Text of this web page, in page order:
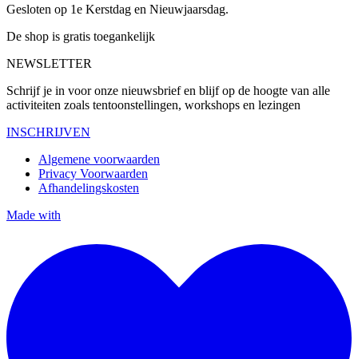
Gesloten op 1e Kerstdag en Nieuwjaarsdag.
De shop is gratis toegankelijk
NEWSLETTER
Schrijf je in voor onze nieuwsbrief en blijf op de hoogte van alle
activiteiten zoals tentoonstellingen, workshops en lezingen
INSCHRIJVEN
Algemene voorwaarden
Privacy Voorwaarden
Afhandelingskosten
Made with